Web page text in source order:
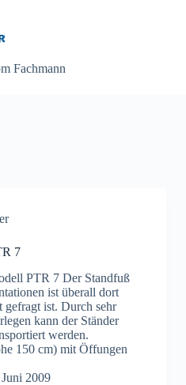
Fachmann
7
PTR 7 Der Standfuß
ist überall dort
ist. Durch sehr
kann der Ständer
werden.
150 cm) mit Öffungen
2009